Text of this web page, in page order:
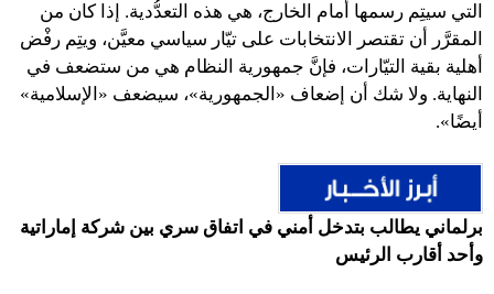
التي سيتِم رسمها أمام الخارج، هي هذه التعدُّدية. إذا كان من
المقرَّر أن تقتصر الانتخابات على تيّار سياسي معيَّن، ويتِم رفْض
أهلية بقية التيّارات، فإنَّ جمهورية النظام هي من ستضعف في
النهاية. ولا شك أن إضعاف «الجمهورية»، سيضعف «الإسلامية»
أيضًا».
برلماني يطالب بتدخل أمني في اتفاق سري بين شركة إماراتية
وأحد أقارب الرئيس